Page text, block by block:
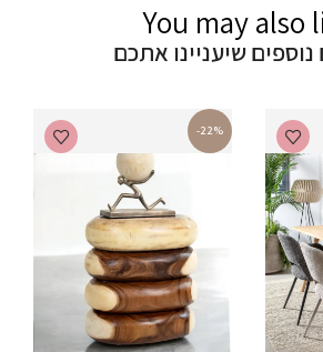
You may also
נוספים שיעניינו אתכם
-22%